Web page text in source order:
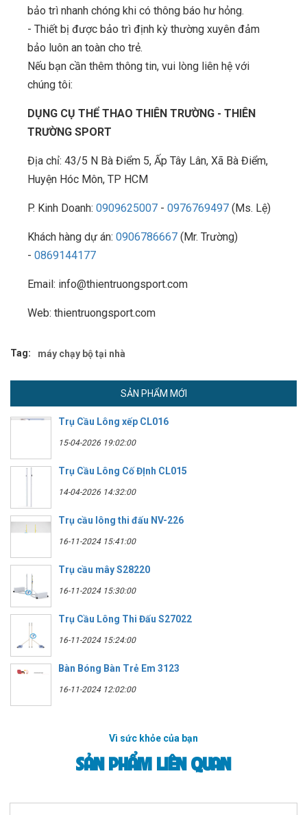
bảo trì nhanh chóng khi có thông báo hư hỏng.
- Thiết bị được bảo trì định kỳ thường xuyên đảm
bảo luôn an toàn cho trẻ.
Nếu bạn cần thêm thông tin, vui lòng liên hệ với
chúng tôi:
DỤNG CỤ THỂ THAO THIÊN TRƯỜNG - THIÊN
TRƯỜNG SPORT
Địa chỉ: 43/5 N Bà Điểm 5, Ấp Tây Lân, Xã Bà Điểm,
Huyện Hóc Môn, TP HCM
P. Kinh Doanh: 0909625007 - 0976769497 (Ms. Lệ)
Khách hàng dự án: 0906786667 (Mr. Trường)
- 0869144177
Email: info@thientruongsport.com
Web: thientruongsport.com
Tag: máy chạy bộ tại nhà
SẢN PHẨM MỚI
Trụ Cầu Lông xếp CL016
15-04-2026 19:02:00
Trụ Cầu Lông Cố ĐỊnh CL015
14-04-2026 14:32:00
Trụ cầu lông thi đấu NV-226
16-11-2024 15:41:00
Trụ cầu mây S28220
16-11-2024 15:30:00
Trụ Cầu Lông Thi Đấu S27022
16-11-2024 15:24:00
Bàn Bóng Bàn Trẻ Em 3123
16-11-2024 12:02:00
Vì sức khỏe của bạn
SẢN PHẨM LIÊN QUAN